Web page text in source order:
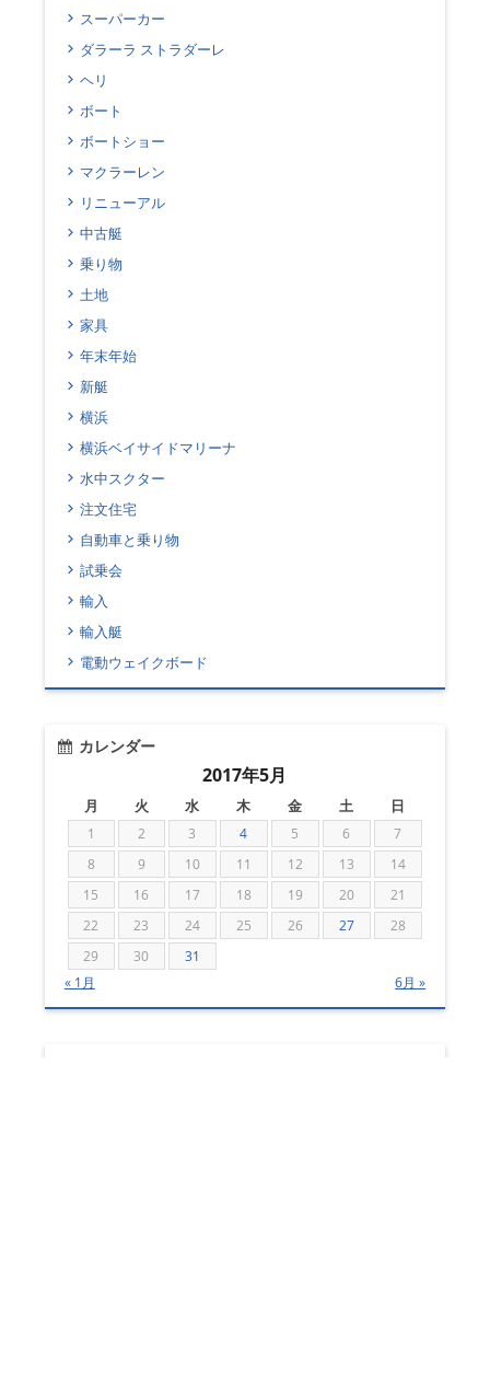
スーパーカー
ダラーラ ストラダーレ
ヘリ
ボート
ボートショー
マクラーレン
リニューアル
中古艇
乗り物
土地
家具
年末年始
新艇
横浜
横浜ベイサイドマリーナ
水中スクター
注文住宅
自動車と乗り物
試乗会
輸入
輸入艇
電動ウェイクボード
カレンダー
2017年5月
月 火 水 木 金 土 日
1 2 3 4 5 6
7
8
9 10 11 12 13
14
15
16 17 18 19 20
21
22
23 24 25 26 27
28
29
30
31
« 1月
6月 »